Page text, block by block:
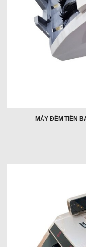
MÁY ĐẾM TIỀN